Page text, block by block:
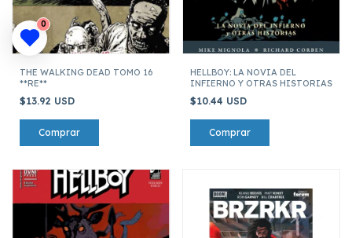
THE WALKING DEAD TOMO 16
**RE**
$13.92 USD
HELLBOY: LA NOVIA DEL
INFIERNO Y OTRAS HISTORIAS
$10.44 USD
0